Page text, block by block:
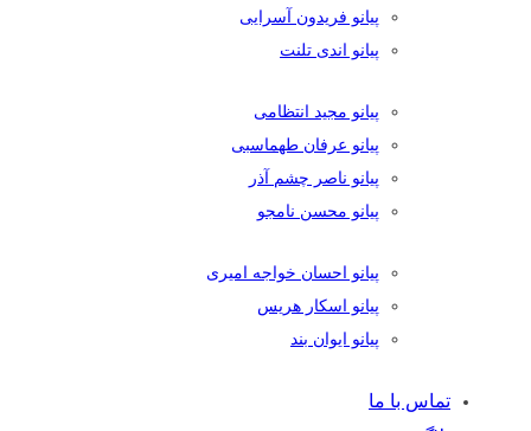
پیانو فریدون آسرایی
پیانو اندی تلنت
پیانو مجید انتظامی
پیانو عرفان طهماسبی
پیانو ناصر چشم آذر
پیانو محسن نامجو
پیانو احسان خواجه امیری
پیانو اسکار هریس
پیانو ایوان بند
تماس با ما